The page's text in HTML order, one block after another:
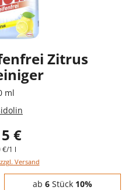
Zitrus
ml
€
€/1 l
Versand
ab 6Stück 10%